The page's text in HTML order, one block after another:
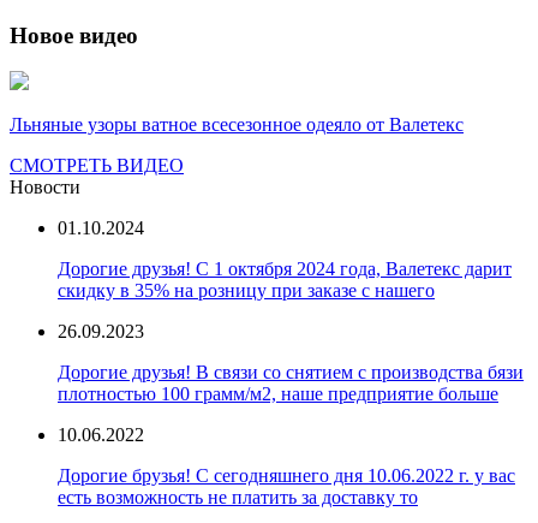
Новое видео
Льняные узоры ватное всесезонное одеяло от Валетекс
СМОТРЕТЬ ВИДЕО
Новости
01.10.2024
Дорогие друзья! С 1 октября 2024 года, Валетекс дарит
скидку в 35% на розницу при заказе с нашего
26.09.2023
Дорогие друзья! В связи со снятием с производства бязи
плотностью 100 грамм/м2, наше предприятие больше
10.06.2022
Дорогие брузья! С сегодняшнего дня 10.06.2022 г. у вас
есть возможность не платить за доставку то